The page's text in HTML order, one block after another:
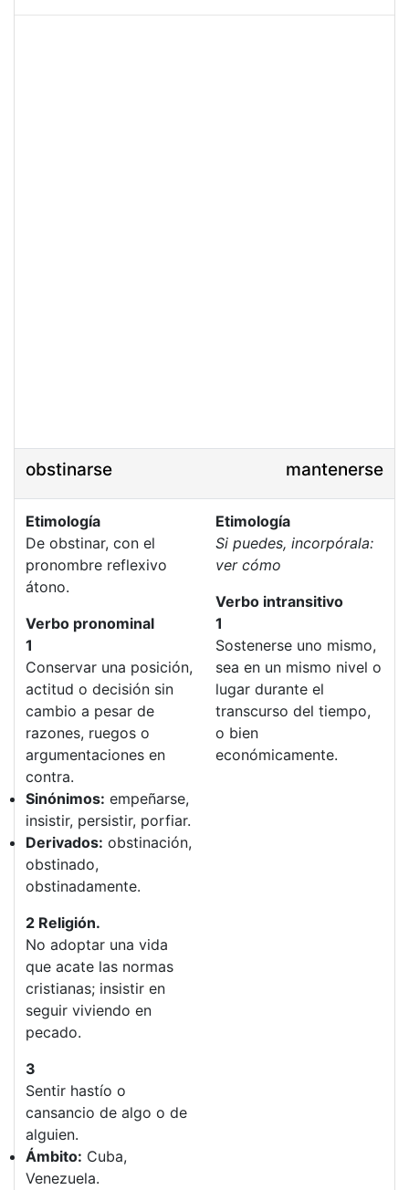
obstinarse mantenerse
Etimología
De obstinar, con el
pronombre reflexivo
átono.
Verbo pronominal
1
Conservar una posición,
actitud o decisión sin
cambio a pesar de
razones, ruegos o
argumentaciones en
contra.
Sinónimos: empeñarse,
insistir, persistir, porfiar.
Derivados: obstinación,
obstinado,
obstinadamente.
2 Religión.
No adoptar una vida
que acate las normas
cristianas; insistir en
seguir viviendo en
pecado.
3
Sentir hastío o
cansancio de algo o de
alguien.
Ámbito: Cuba,
Venezuela.
Etimología
Si puedes, incorpórala:
ver cómo
Verbo intransitivo
1
Sostenerse uno mismo,
sea en un mismo nivel o
lugar durante el
transcurso del tiempo,
o bien
económicamente.